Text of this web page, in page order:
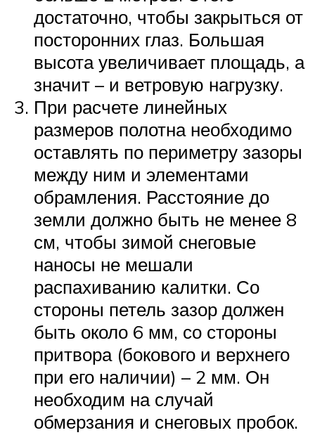
достаточно, чтобы закрыться от
посторонних глаз. Большая
высота увеличивает площадь, а
значит – и ветровую нагрузку.
При расчете линейных
размеров полотна необходимо
оставлять по периметру зазоры
между ним и элементами
обрамления. Расстояние до
земли должно быть не менее 8
см, чтобы зимой снеговые
наносы не мешали
распахиванию калитки. Со
стороны петель зазор должен
быть около 6 мм, со стороны
притвора (бокового и верхнего
при его наличии) – 2 мм. Он
необходим на случай
обмерзания и снеговых пробок.